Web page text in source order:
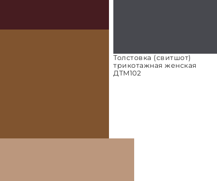
Толстовка (свитшот)
трикотажная женская
ДТМ102